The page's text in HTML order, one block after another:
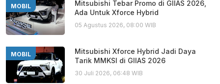
MOBIL
Mitsubishi Tebar Promo di GIIAS 2026,
Ada Untuk Xforce Hybrid
05 Agustus 2026, 08:00 WIB
MOBIL
Mitsubishi Xforce Hybrid Jadi Daya
Tarik MMKSI di GIIAS 2026
30 Juli 2026, 06:48 WIB